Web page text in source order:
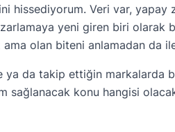
hissediyorum. Veri var,
yeni giren biri olarak
olan biteni anlamadan da
ya da takip ettiğin markalarda
sağlanacak konu hangisi